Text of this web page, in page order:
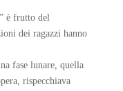
è frutto del
dei ragazzi hanno
fase lunare, quella
rispecchiava